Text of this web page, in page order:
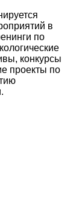
в
по
конкурсы
проекты по